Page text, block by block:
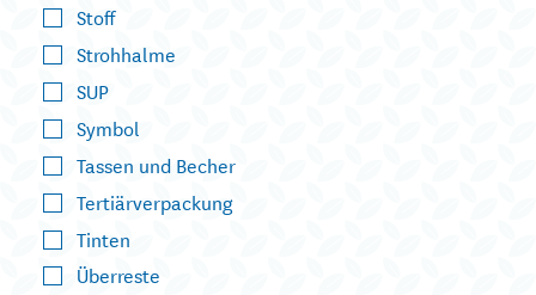
Stoff
Strohhalme
SUP
Symbol
Tassen und Becher
Tertiärverpackung
Tinten
Überreste